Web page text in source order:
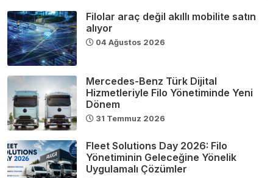
Filolar araç değil akıllı mobilite satın
alıyor
04 Ağustos 2026
Mercedes-Benz Türk Dijital
Hizmetleriyle Filo Yönetiminde Yeni
Dönem
31 Temmuz 2026
Fleet Solutions Day 2026: Filo
Yönetiminin Geleceğine Yönelik
Uygulamalı Çözümler